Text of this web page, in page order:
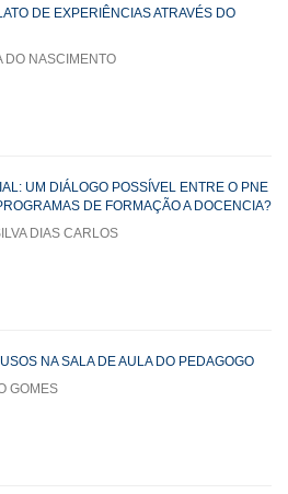
DE EXPERIÊNCIAS ATRAVÉS DO
DO NASCIMENTO
UM DIÁLOGO POSSÍVEL ENTRE O PNE
DE FORMAÇÃO A DOCENCIA?
DIAS CARLOS
NA SALA DE AULA DO PEDAGOGO
GOMES